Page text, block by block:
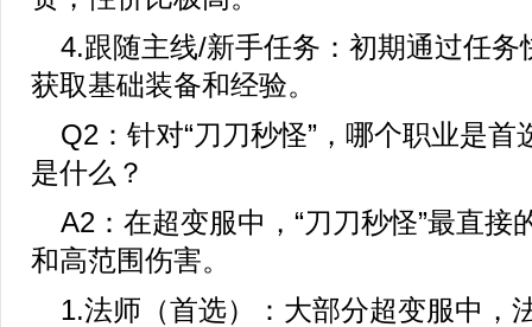
4.跟随主线/新手任务：初期通过任务
获取基础装备和经验。
Q2：针对“刀刀秒怪”，哪个职业是首
是什么？
A2：在超变服中，“刀刀秒怪”最直接
和高范围伤害。
1.法师（首选）：大部分超变服中，